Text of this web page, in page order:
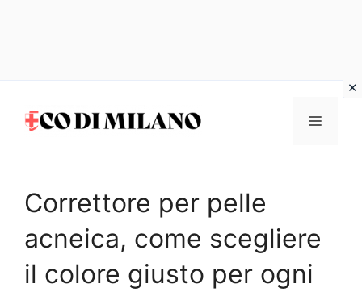
MENU
Correttore per pelle
acneica, come scegliere
il colore giusto per ogni